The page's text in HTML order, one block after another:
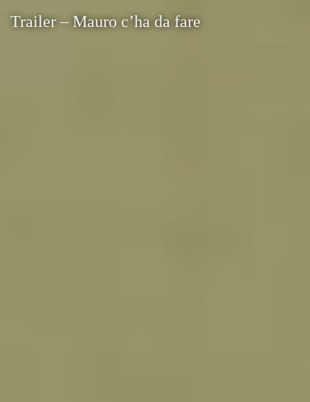
Trailer – Mauro c’ha da fare